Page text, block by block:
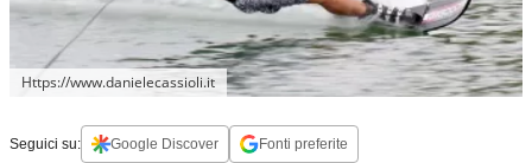
Https://www.danielecassioli.it
Seguici su: Google Discover Fonti preferite